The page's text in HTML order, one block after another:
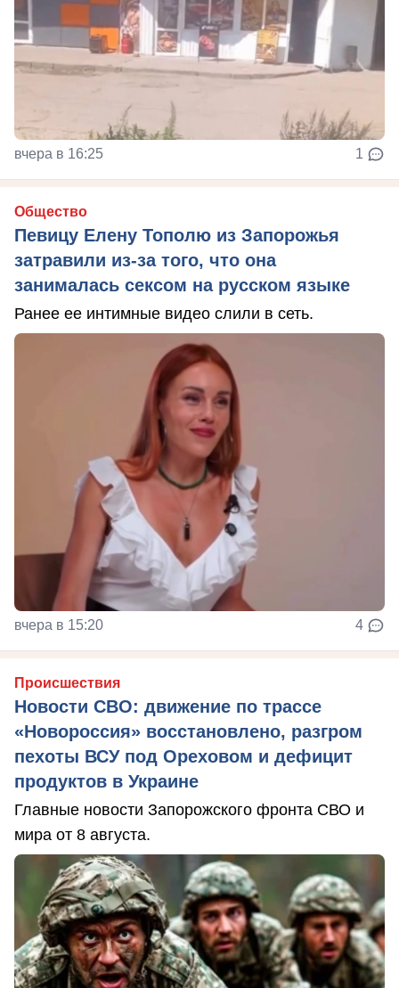
вчера в 16:25 1
Общество
Певицу Елену Тополю из Запорожья
затравили из-за того, что она
занималась сексом на русском языке
Ранее ее интимные видео слили в сеть.
вчера в 15:20 4
Происшествия
Новости СВО: движение по трассе
«Новороссия» восстановлено, разгром
пехоты ВСУ под Ореховом и дефицит
продуктов в Украине
Главные новости Запорожского фронта СВО и
мира от 8 августа.